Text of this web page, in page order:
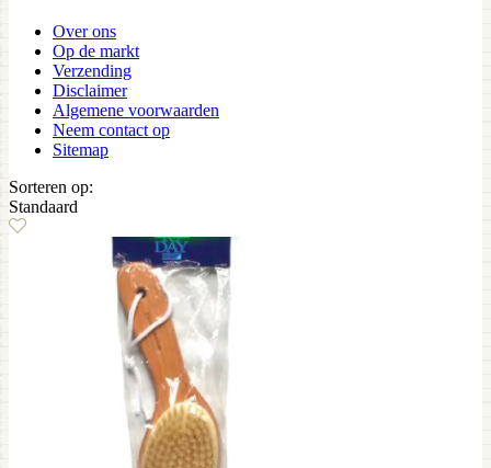
Over ons
Op de markt
Verzending
Disclaimer
Algemene voorwaarden
Neem contact op
Sitemap
Sorteren op:
Standaard